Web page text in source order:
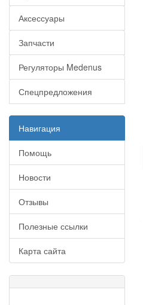
Аксессуары
Запчасти
Регуляторы Medenus
Спецпредложения
Навигация
Помощь
Новости
Отзывы
Полезные ссылки
Карта сайта